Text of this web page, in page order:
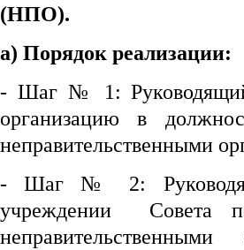
(НПО).
а) Порядок реализации:
- Шаг № 1: Руководящий
организацию в
неправительственными
- Шаг № 2:
учреждении Совета